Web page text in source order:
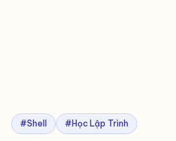
#Shell #Học Lập Trình